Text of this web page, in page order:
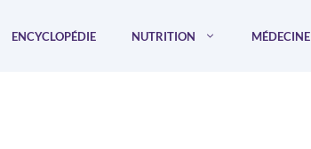
ENCYCLOPÉDIE NUTRITION MÉDECINE